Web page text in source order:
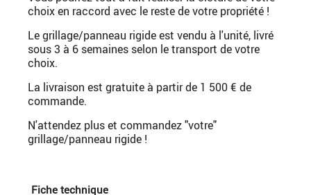
choix en raccord avec le reste de votre propriété !
Le grillage/panneau rigide est vendu à l'unité, livré
sous 3 à 6 semaines selon le transport de votre
choix.
La livraison est gratuite à partir de 1 500 € de
commande.
N'attendez plus et commandez "votre"
grillage/panneau rigide !
Fiche technique